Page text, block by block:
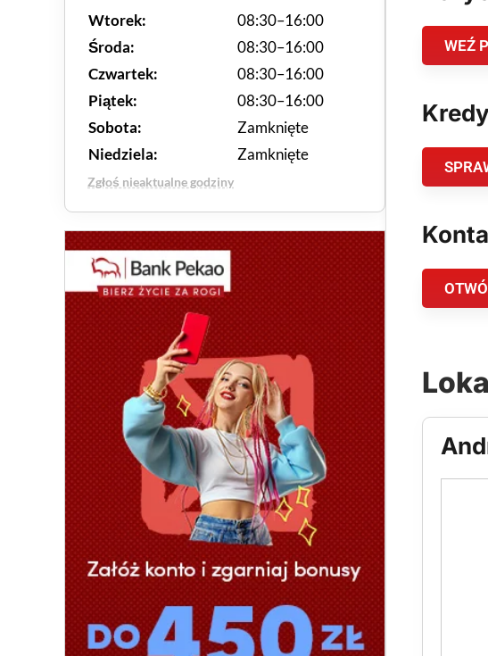
Wtorek:
08:30–16:00
Środa:
08:30–16:00
Czwartek:
08:30–16:00
Piątek:
08:30–16:00
Sobota:
Zamknięte
Niedziela:
Zamknięte
Zgłoś nieaktualne godziny
WEŹ